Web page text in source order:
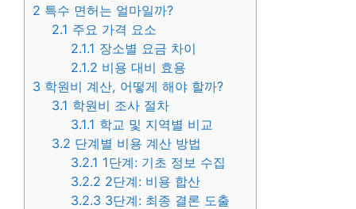
2 특수 면허는 얼마일까?
2.1 주요 가격 요소
2.1.1 장소별 요금 차이
2.1.2 비용 대비 효용
3 학원비 계산, 어떻게 해야 할까?
3.1 학원비 조사 절차
3.1.1 학교 및 지역별 비교
3.2 단계별 비용 계산 방법
3.2.1 1단계: 기초 정보 수집
3.2.2 2단계: 비용 합산
3.2.3 3단계: 최종 결론 도출